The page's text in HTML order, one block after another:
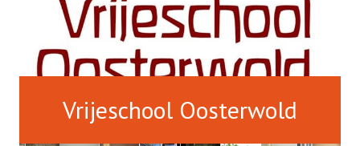
Vrijeschool Oosterwold